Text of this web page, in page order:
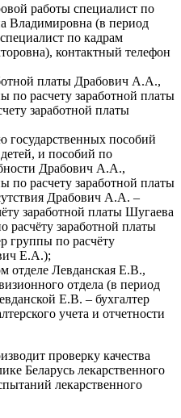
работы специалист по
Владимировна (в период
по кадрам
контактный телефон
платы Драбович А.А.,
по расчету заработной платы
заработной платы
государственных пособий
и пособий по
Драбович А.А.,
по расчету заработной платы
Драбович А.А. –
заработной платы Шугаева
заработной платы
группы по расчёту
Е.А.);
отделе Левданская Е.В.,
отдела (в период
Е.В. – бухгалтер
учета и отчетности
проверку качества
Беларусь лекарственного
лекарственного